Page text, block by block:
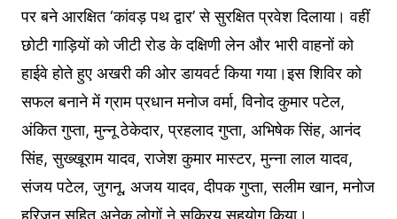
पर बने आरक्षित ‘कांवड़ पथ द्वार’ से सुरक्षित प्रवेश दिलाया। वहीं
छोटी गाड़ियों को जीटी रोड के दक्षिणी लेन और भारी वाहनों को
हाईवे होते हुए अखरी की ओर डायवर्ट किया गया।इस शिविर को
सफल बनाने में ग्राम प्रधान मनोज वर्मा, विनोद कुमार पटेल,
अंकित गुप्ता, मुन्नू ठेकेदार, प्रहलाद गुप्ता, अभिषेक सिंह, आनंद
सिंह, सुख्खूराम यादव, राजेश कुमार मास्टर, मुन्ना लाल यादव,
संजय पटेल, जुगनू, अजय यादव, दीपक गुप्ता, सलीम खान, मनोज
हरिजन सहित अनेक लोगों ने सक्रिय सहयोग किया।